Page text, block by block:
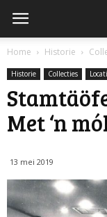
Home Historie
Historie Collecties
Met ‘n
13 mei 2019